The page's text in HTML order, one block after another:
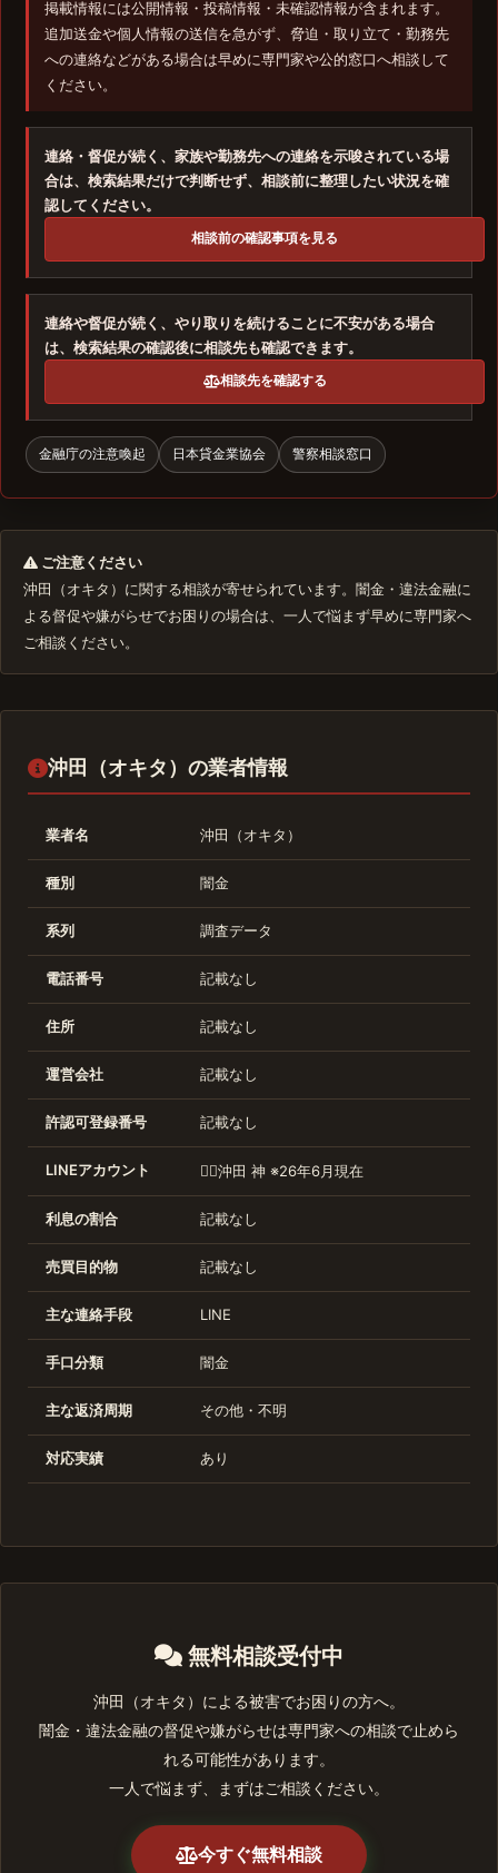
掲載情報には公開情報・投稿情報・未確認情報が含まれます。
追加送金や個人情報の送信を急がず、脅迫・取り立て・勤務先
への連絡などがある場合は早めに専門家や公的窓口へ相談して
ください。
連絡・督促が続く、家族や勤務先への連絡を示唆されている場
合は、検索結果だけで判断せず、相談前に整理したい状況を確
認してください。
相談前の確認事項を見る
連絡や督促が続く、やり取りを続けることに不安がある場合
は、検索結果の確認後に相談先も確認できます。
相談先を確認する
金融庁の注意喚起 日本貸金業協会 警察相談窓口
ご注意ください
沖田（オキタ）に関する相談が寄せられています。闇金・違法金融に
よる督促や嫌がらせでお困りの場合は、一人で悩まず早めに専門家へ
ご相談ください。
沖田（オキタ）の業者情報
業者名 沖田（オキタ）
種別 闇金
系列 調査データ
電話番号 記載なし
住所 記載なし
運営会社 記載なし
許認可登録番号 記載なし
LINEアカウント 🧞‍♂️沖田 神 ※26年6月現在
利息の割合 記載なし
売買目的物 記載なし
主な連絡手段 LINE
手口分類 闇金
主な返済周期 その他・不明
対応実績 あり
無料相談受付中
沖田（オキタ）による被害でお困りの方へ。
闇金・違法金融の督促や嫌がらせは専門家への相談で止めら
れる可能性があります。
一人で悩まず、まずはご相談ください。
今すぐ無料相談